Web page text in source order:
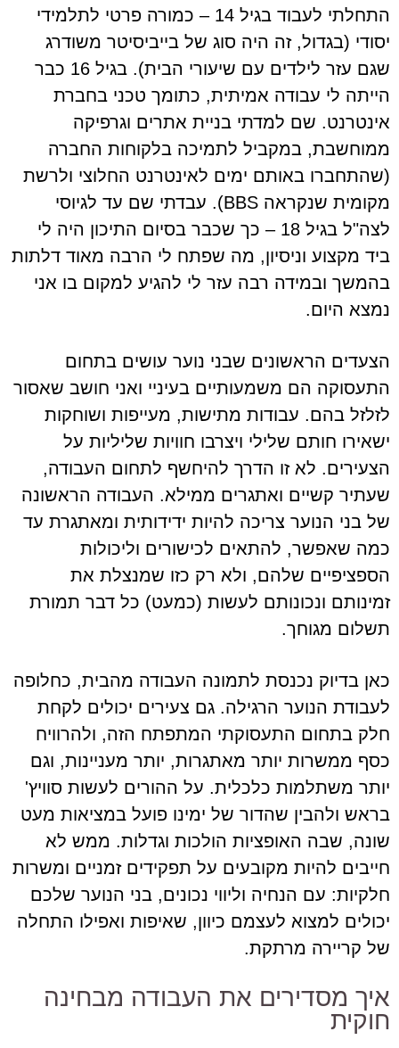
התחלתי לעבוד בגיל 14 – כמורה פרטי לתלמידי
יסודי (בגדול, זה היה סוג של בייביסיטר משודרג
שגם עזר לילדים עם שיעורי הבית). בגיל 16 כבר
הייתה לי עבודה אמיתית, כתומך טכני בחברת
אינטרנט. שם למדתי בניית אתרים וגרפיקה
ממוחשבת, במקביל לתמיכה בלקוחות החברה
(שהתחברו באותם ימים לאינטרנט החלוצי ולרשת
מקומית שנקראה BBS). עבדתי שם עד לגיוסי
לצה"ל בגיל 18 – כך שכבר בסיום התיכון היה לי
ביד מקצוע וניסיון, מה שפתח לי הרבה מאוד דלתות
בהמשך ובמידה רבה עזר לי להגיע למקום בו אני
נמצא היום.
הצעדים הראשונים שבני נוער עושים בתחום
התעסוקה הם משמעותיים בעיניי ואני חושב שאסור
לזלזל בהם. עבודות מתישות, מעייפות ושוחקות
ישאירו חותם שלילי ויצרבו חוויות שליליות על
הצעירים. לא זו הדרך להיחשף לתחום העבודה,
שעתיר קשיים ואתגרים ממילא. העבודה הראשונה
של בני הנוער צריכה להיות ידידותית ומאתגרת עד
כמה שאפשר, להתאים לכישורים וליכולות
הספציפיים שלהם, ולא רק כזו שמנצלת את
זמינותם ונכונותם לעשות (כמעט) כל דבר תמורת
תשלום מגוחך.
כאן בדיוק נכנסת לתמונה העבודה מהבית, כחלופה
לעבודת הנוער הרגילה. גם צעירים יכולים לקחת
חלק בתחום התעסוקתי המתפתח הזה, ולהרוויח
כסף ממשרות יותר מאתגרות, יותר מעניינות, וגם
יותר משתלמות כלכלית. על ההורים לעשות סוויץ'
בראש ולהבין שהדור של ימינו פועל במציאות מעט
שונה, שבה האופציות הולכות וגדלות. ממש לא
חייבים להיות מקובעים על תפקידים זמניים ומשרות
חלקיות: עם הנחיה וליווי נכונים, בני הנוער שלכם
יכולים למצוא לעצמם כיוון, שאיפות ואפילו התחלה
של קריירה מרתקת.
איך מסדירים את העבודה מבחינה
חוקית